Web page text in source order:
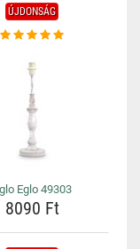
ÚJDONSÁG
Eglo 49303
8090 Ft